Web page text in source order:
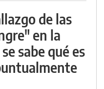
de las
en la
sabe qué es